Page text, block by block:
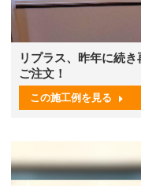
リプラス、昨年に続き
ご注文！
この施工例を見る